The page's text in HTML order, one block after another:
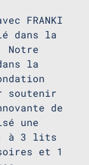
FRANKI
dans la
Notre
la
soutenir
de
une
1 à 3 lits
et 1